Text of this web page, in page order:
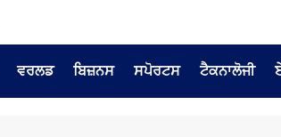
ਵਰਲਡ ਬਿਜ਼ਨਸ ਸਪੋਰਟਸ ਟੈਕਨਾਲੋਜੀ